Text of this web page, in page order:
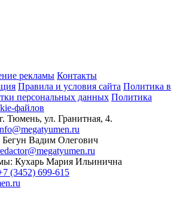
рекламы Контакты
Правила и условия сайта Политика в
персональных данных Политика
файлов
Тюмень, ул. Гранитная, 4.
Бегун Вадим Олегович
Кухарь Мария Ильинична
(3452) 699-615